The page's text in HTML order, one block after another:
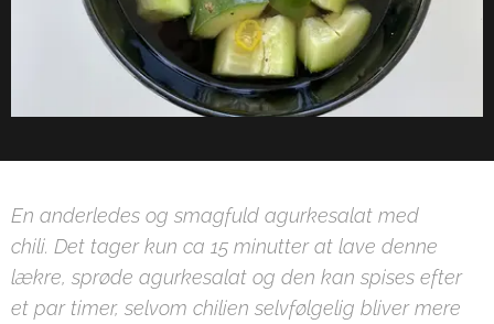
En anderledes og smagfuld agurkesalat med
chili. Det tager kun ca 15 minutter at lave denne
lækre, sprøde agurkesalat og den kan spises efter
et par timer, selvom chilien selvfølgelig bliver mere